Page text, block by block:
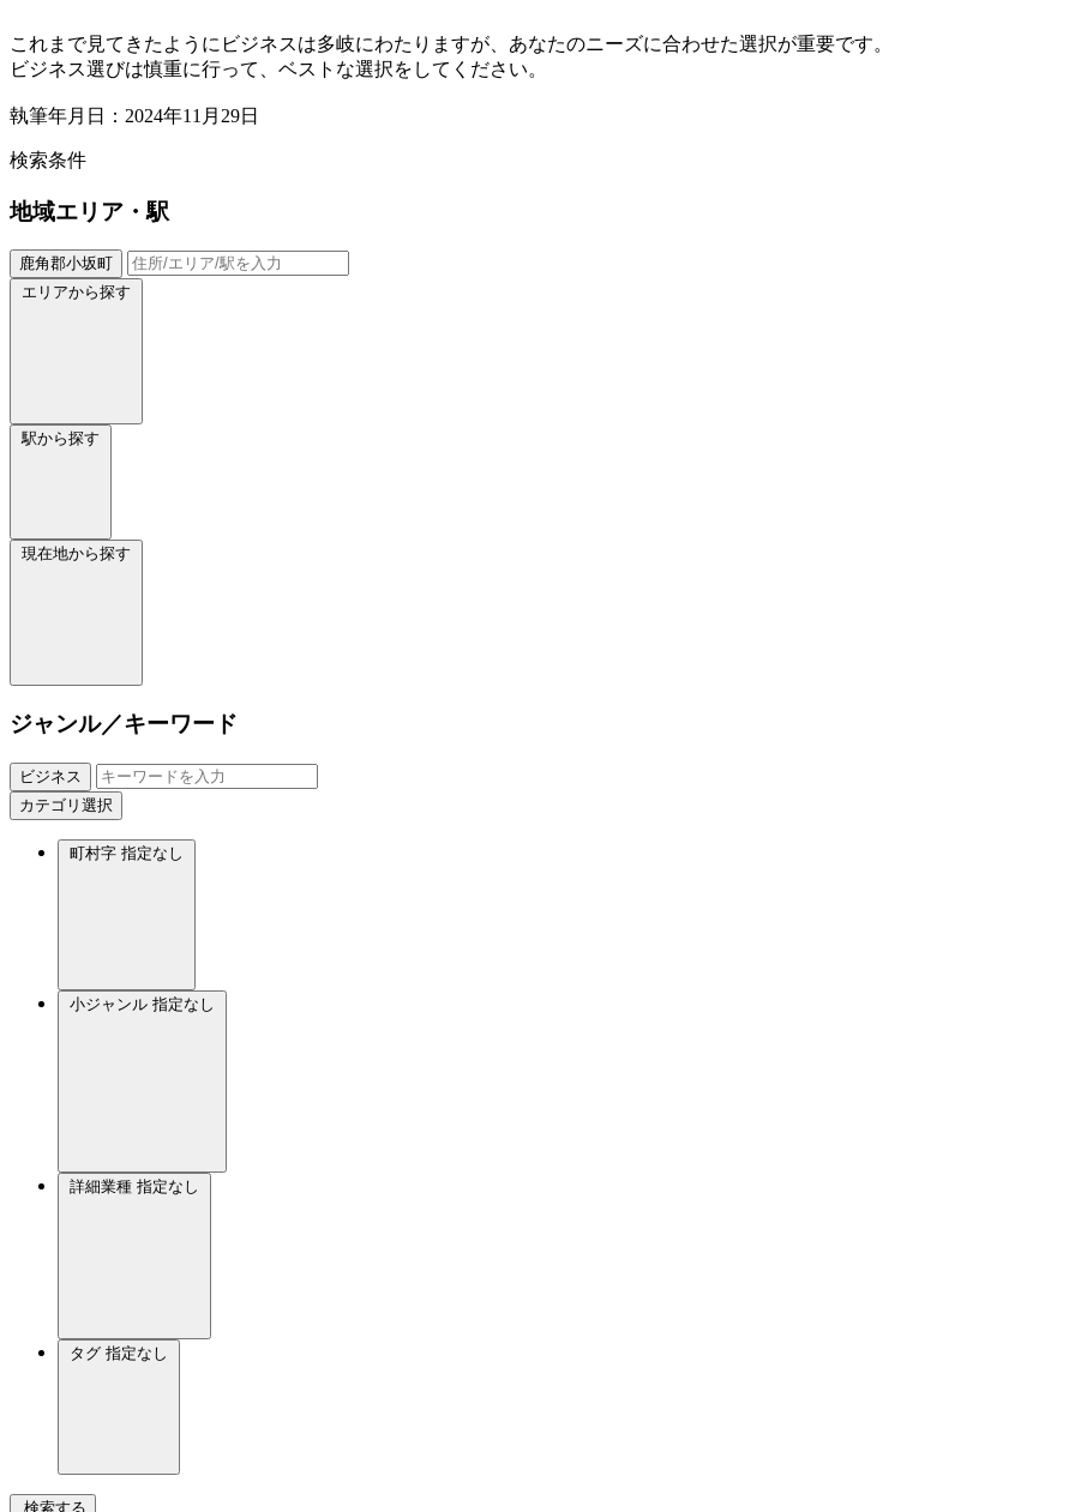
これまで見てきたようにビジネスは多岐にわたりますが、あなたのニーズに合わせた選択が重要です。
ビジネス選びは慎重に行って、ベストな選択をしてください。
執筆年月日：2024年11月29日
検索条件
地域エリア・駅
鹿角郡小坂町
エリアから探す
駅から探す
現在地から探す
ジャンル／キーワード
ビジネス
カテゴリ選択
町村字 指定なし
小ジャンル 指定なし
詳細業種 指定なし
タグ 指定なし
検索する